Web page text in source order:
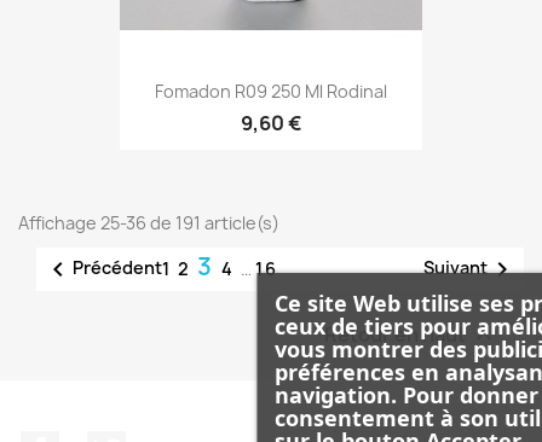
Ce site Web utilise ses
ceux de tiers pour
vous montrer des
préférences en
navigation. Pour
consentement à son
Fomadon R09 250 Ml Rodinal
9,60 €
Affichage 25-36 de 191 article(s)
 Précédent1 2 3 4 … 16 Suivant
Retour en haut 